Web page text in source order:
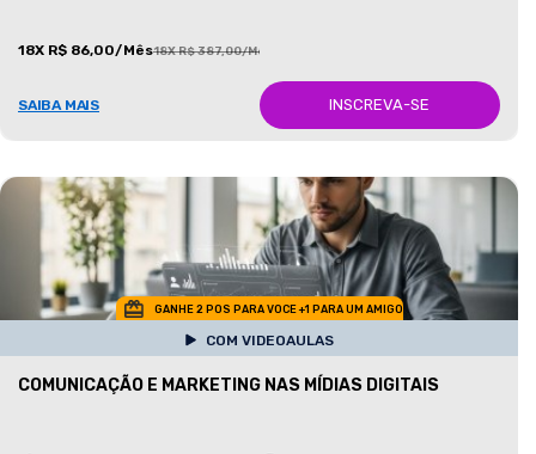
18X R$ 86,00/Mês18X R$ 387,00/Mês
SAIBA MAIS INSCREVA-SE
GANHE 2 POS PARA VOCE +1 PARA UM AMIGO
COM VIDEOAULAS
COMUNICAÇÃO E MARKETING NAS MÍDIAS DIGITAIS